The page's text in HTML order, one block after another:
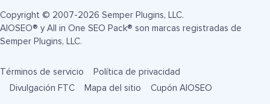
Copyright © 2007-2026 Semper Plugins, LLC.
AIOSEO® y All in One SEO Pack® son marcas registradas de
Semper Plugins, LLC.
Términos de servicio
Política de privacidad
Divulgación FTC
Mapa del sitio Cupón AIOSEO